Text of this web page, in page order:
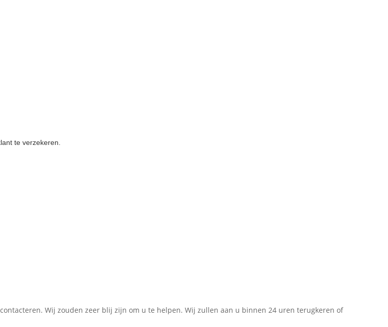
te verzekeren.
Wij zouden zeer blij zijn om u te helpen. Wij zullen aan u binnen 24 uren terugkeren of